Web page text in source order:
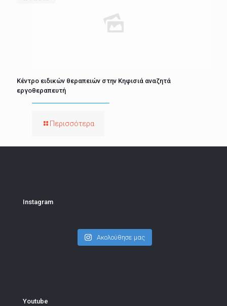
Κέντρο ειδικών θεραπειών στην Κηφισιά αναζητά
εργοθεραπευτή
Περισσότερα
Instagram
Ακολούθησε μας
Youtube